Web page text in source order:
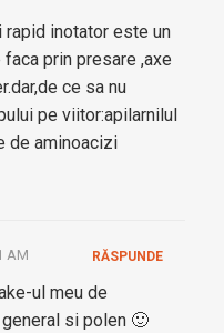
inotator este un
prin presare ,axe
ce sa nu
pe viitor:apilarnilul
de aminoacizi
AM
ul meu de
si polen 🙂
RĂSPUNDE